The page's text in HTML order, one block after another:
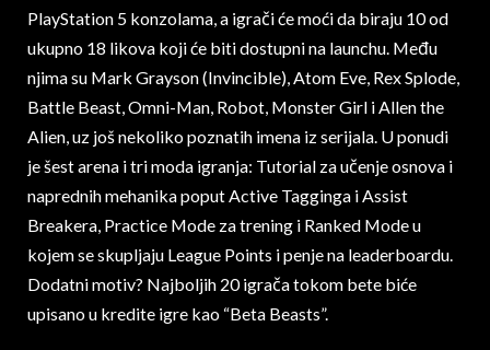
PlayStation 5 konzolama, a igrači će moći da biraju 10 od
ukupno 18 likova koji će biti dostupni na launchu. Među
njima su Mark Grayson (Invincible), Atom Eve, Rex Splode,
Battle Beast, Omni-Man, Robot, Monster Girl i Allen the
Alien, uz još nekoliko poznatih imena iz serijala. U ponudi
je šest arena i tri moda igranja: Tutorial za učenje osnova i
naprednih mehanika poput Active Tagginga i Assist
Breakera, Practice Mode za trening i Ranked Mode u
kojem se skupljaju League Points i penje na leaderboardu.
Dodatni motiv? Najboljih 20 igrača tokom bete biće
upisano u kredite igre kao “Beta Beasts”.